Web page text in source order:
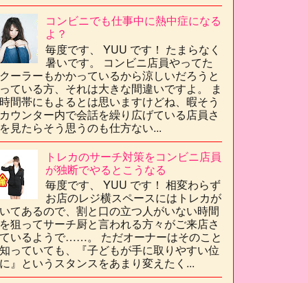
コンビニでも仕事中に熱中症になる
よ？
毎度です、 YUU です！ たまらなく
暑いです。 コンビニ店員やってた
ーラーもかかっているから涼しいだろうと
ている方、それは大きな間違いですよ。 ま
間帯にもよるとは思いますけどね、暇そう
ウンター内で会話を繰り広げている店員さ
見たらそう思うのも仕方ない...
トレカのサーチ対策をコンビニ店員
が独断でやるとこうなる
毎度です、 YUU です！ 相変わらず
お店のレジ横スペースにはトレカが
てあるので、割と口の立つ人がいない時間
狙ってサーチ厨と言われる方々がご来店さ
いるようで……。 ただオーナーはそのこと
っていても、『子どもが手に取りやすい位
』というスタンスをあまり変えたく...